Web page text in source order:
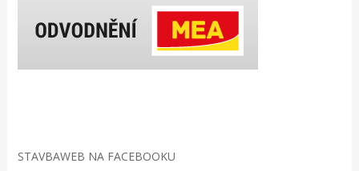
STAVBAWEB NA FACEBOOKU